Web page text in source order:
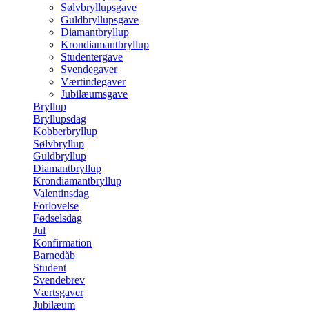
Sølvbryllupsgave
Guldbryllupsgave
Diamantbryllup
Krondiamantbryllup
Studentergave
Svendegaver
Værtindegaver
Jubilæumsgave
Bryllup
Bryllupsdag
Kobberbryllup
Sølvbryllup
Guldbryllup
Diamantbryllup
Krondiamantbryllup
Valentinsdag
Forlovelse
Fødselsdag
Jul
Konfirmation
Barnedåb
Student
Svendebrev
Værtsgaver
Jubilæum